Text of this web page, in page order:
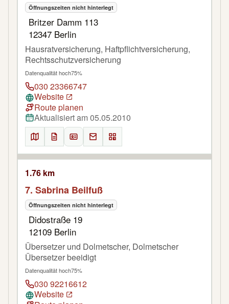
Öffnungszeiten nicht hinterlegt
Britzer Damm 113
12347 Berlin
Hausratversicherung, Haftpflichtversicherung,
Rechtsschutzversicherung
Datenqualität hoch75%
030 23366747
Website
Route planen
Aktualisiert am 05.05.2010
1.76 km
7. Sabrina Beilfuß
Öffnungszeiten nicht hinterlegt
Didostraße 19
12109 Berlin
Übersetzer und Dolmetscher, Dolmetscher
Übersetzer beeidigt
Datenqualität hoch75%
030 92216612
Website